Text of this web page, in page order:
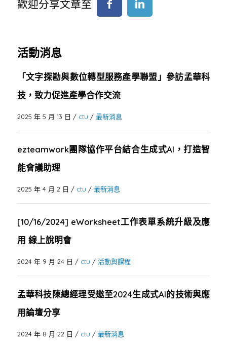
歡迎分享文章至
活動消息
「文字探勘與數位轉型服務產學聯盟」參訪孟華科
技，致力促進產學合作交流
2025 年 5 月 13 日 / ctu / 最新消息
ezteamwork團隊協作平台結合生成式AI，打造智
能會議助理
2025 年 4 月 2 日 / ctu / 最新消息
[10/16/2024] eWorksheet工作表單系統升級及應
用 線上說明會
2024 年 9 月 24 日 / ctu / 活動與課程
孟華科技陳總經理受邀至2024生成式AI的技術與應
用論壇分享
2024 年 8 月 22 日 / ctu / 最新消息